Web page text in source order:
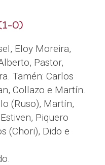
0)
Eloy Moreira,
Pastor,
Tamén: Carlos
Collazo e Martín.
(Ruso), Martín,
Piquero
(Chori), Dido e